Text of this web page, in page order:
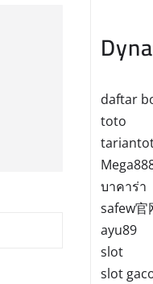
daftar
toto
บาคาร่า
safew官
ayu89
slot
slot